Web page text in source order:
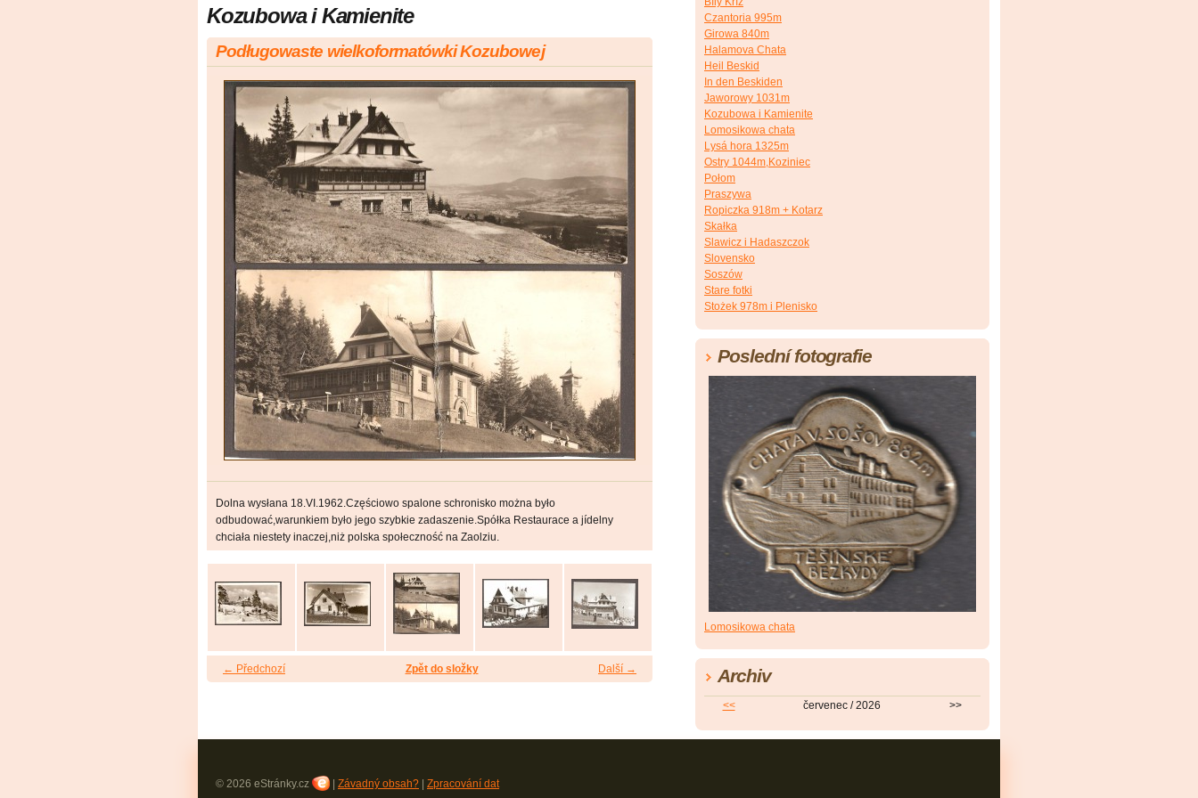
Kozubowa i Kamienite
Podługowaste wielkoformatówki Kozubowej
Dolna wysłana 18.VI.1962.Częściowo spalone schronisko można było
odbudować,warunkiem było jego szybkie zadaszenie.Spółka Restaurace a jídelny
chciała niestety inaczej,niż polska społeczność na Zaolziu.
← Předchozí Další →
Zpět do složky
Czantoria 995m
Girowa 840m
Halamova Chata
Heil Beskid
In den Beskiden
Jaworowy 1031m
Kozubowa i Kamienite
Lomosikowa chata
Lysá hora 1325m
Ostry 1044m,Koziniec
Połom
Praszywa
Ropiczka 918m + Kotarz
Skałka
Slawicz i Hadaszczok
Slovensko
Soszów
Stare fotki
Stożek 978m i Plenisko
Poslední fotografie
Lomosikowa chata
Archiv
<< červenec / 2026 >>
© 2026 eStránky.cz Závadný obsah? Zpracování dat